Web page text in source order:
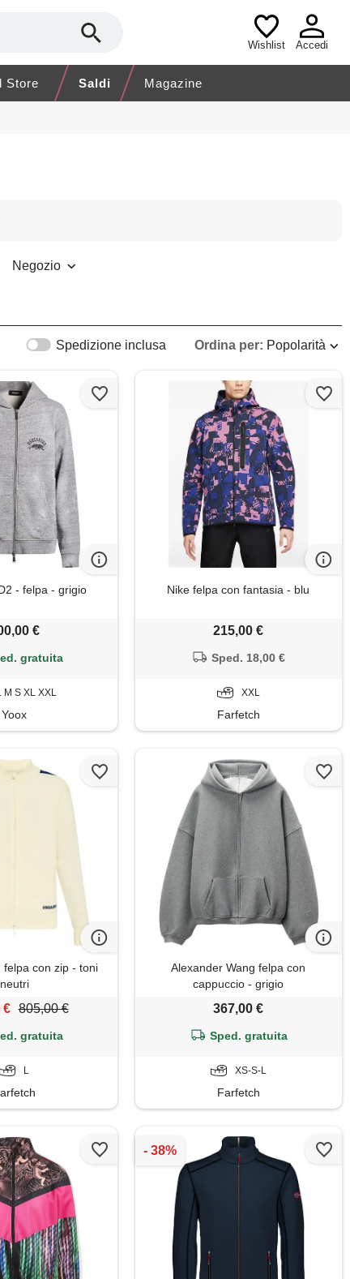
Wishlist Accedi
Store Saldi Magazine
Negozio
Ordina per: Popolarità
Spedizione inclusa
- felpa - grigio
€
gratuita
M S XL XXL
Yoox
Nike felpa con fantasia - blu
215,00 €
Sped. 18,00 €
XXL
Farfetch
felpa con zip - toni
neutri
€ 805,00 €
gratuita
L
Alexander Wang felpa con
cappuccio - grigio
367,00 €
Sped. gratuita
XS-S-L
Farfetch